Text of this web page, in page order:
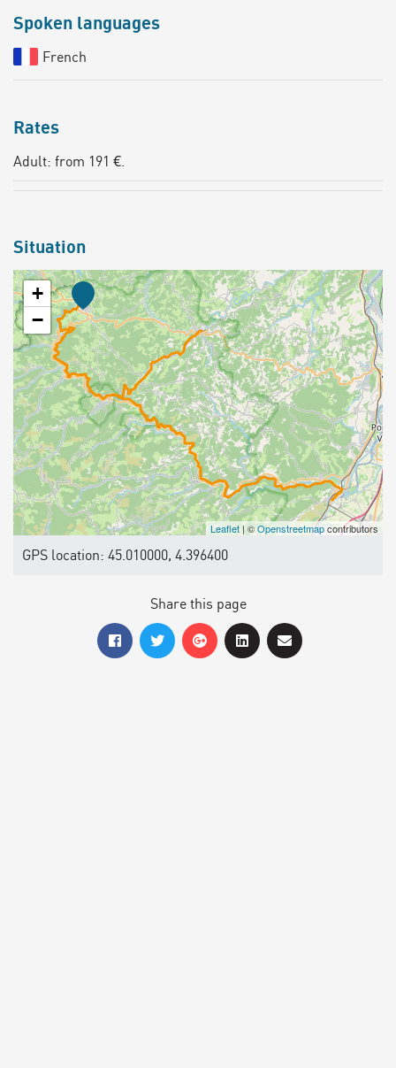
Spoken languages
French
Rates
Adult: from 191 €.
Situation
+
−
Leaflet | ©Openstreetmapcontributors
GPS location: 45.010000, 4.396400
Share this page